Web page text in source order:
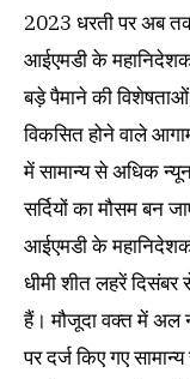
2023 धरती पर अब
आईएमडी के
बड़े पैमाने की
विकसित होने वाले
में सामान्य से अधिक
सर्दियों का मौसम बन
आईएमडी के
धीमी शीत लहरें
हैं। मौजूदा वक्त में अल
पर दर्ज किए गए